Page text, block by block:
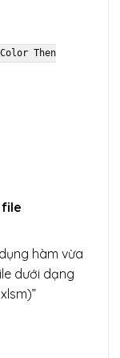
Then
file
hàm vừa
dưới dạng